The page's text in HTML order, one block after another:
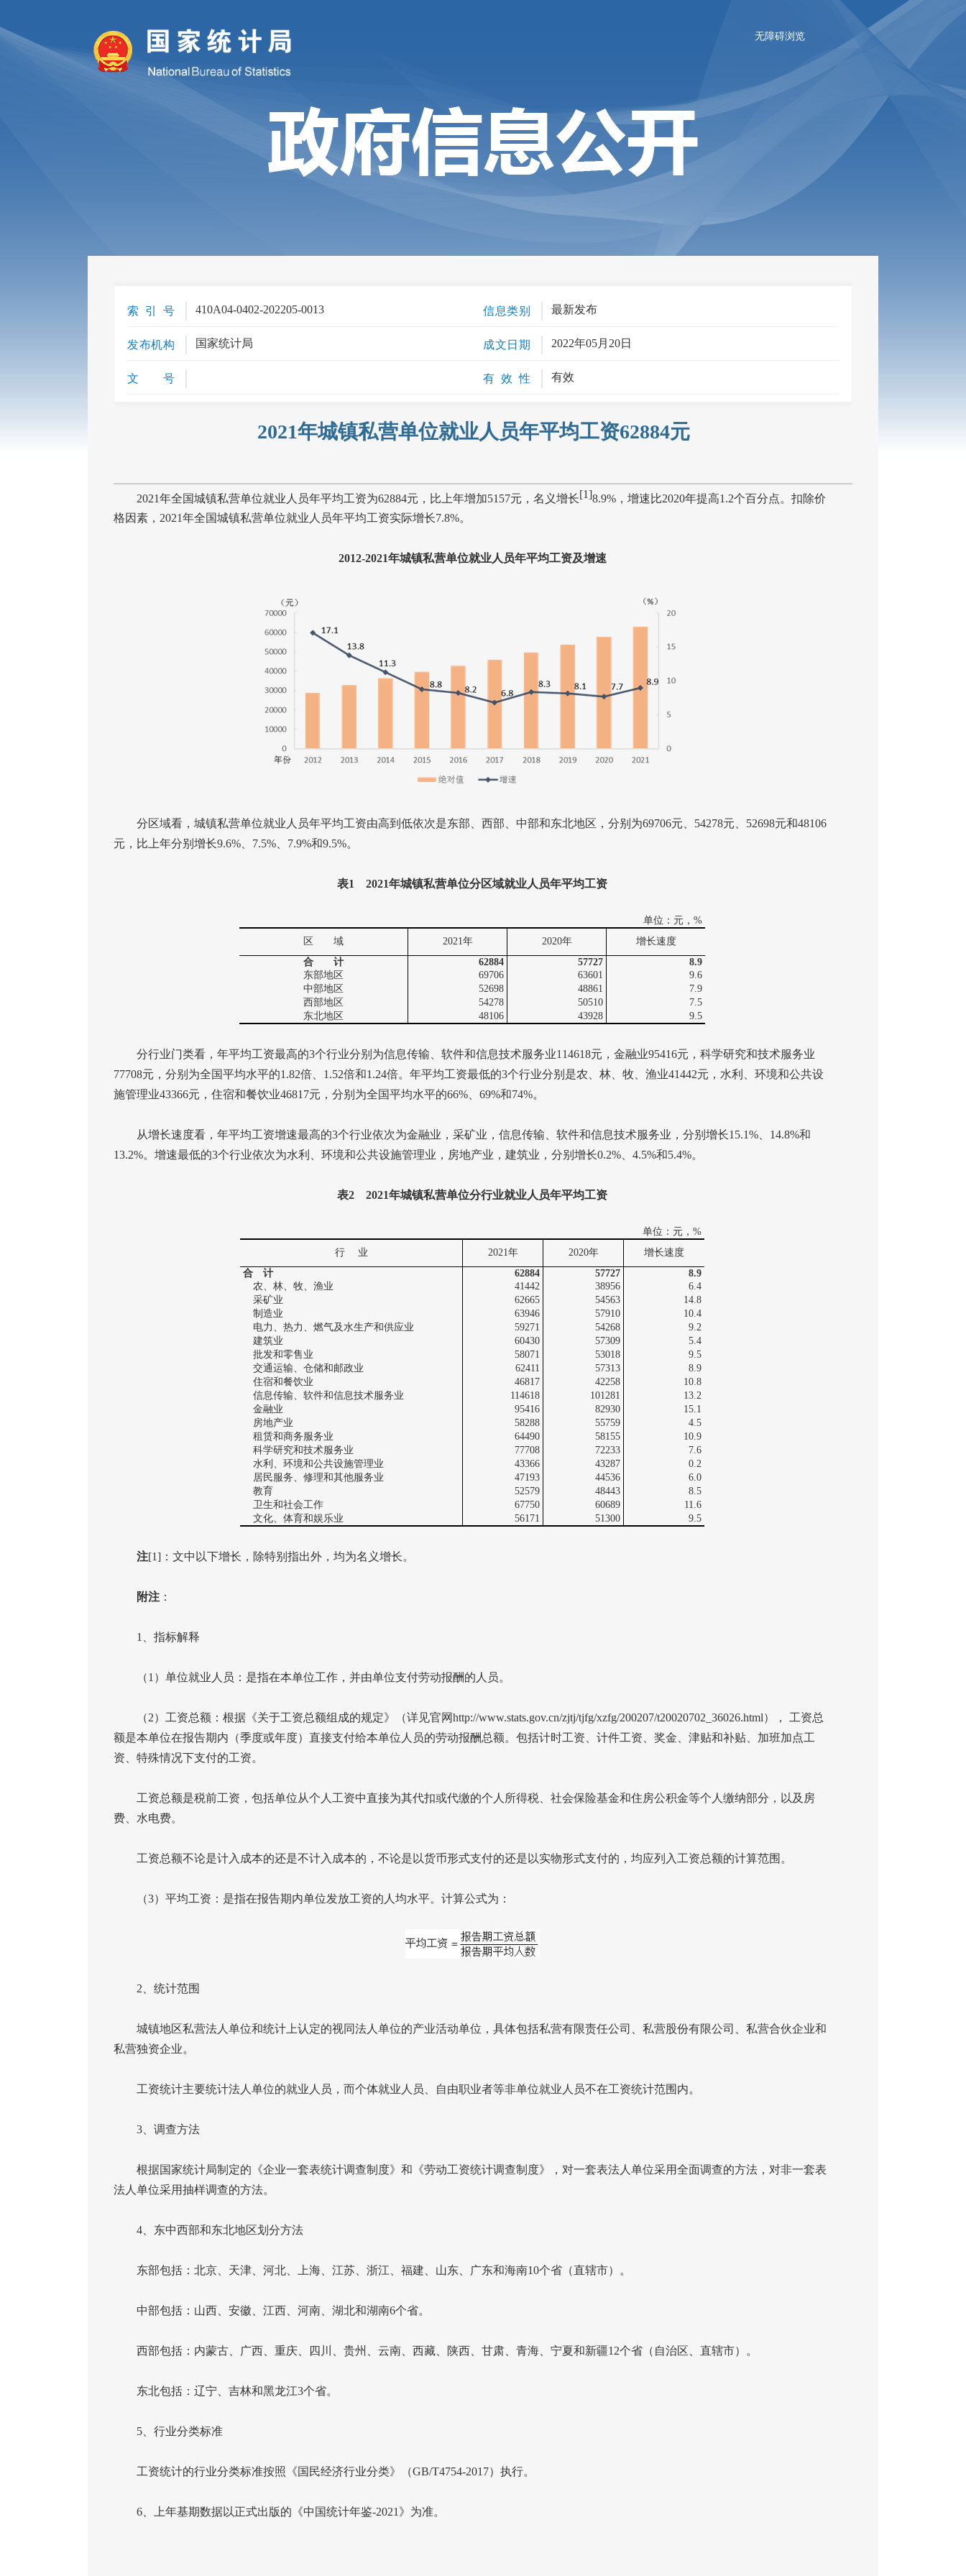
无障碍浏览
索 引 号 410A04-0402-202205-0013 信息类别 最新发布
发布机构 国家统计局 成文日期 2022年05月20日
文 号 有 效 性 有效
2021年城镇私营单位就业人员年平均工资62884元
2021年全国城镇私营单位就业人员年平均工资为62884元，比上年增加5157元，名义增长[1]8.9% ，增速比2020年提高1.2个百分点。扣除价
格因素， 2021年全国城镇私营单位就业人员年平均工资实际增长7.8%。
2012-2021年城镇私营单位就业人员年平均工资及增速
分区域看，城镇私营单位就业人员年平均工资由高到低依次是东部、西部、中部和东北地区，分别为69706元、 54278元、 52698元和48106
元，比上年分别增长9.6% 7.5% 7.9%和9.5%。
表1 2021年城镇私营单位分区域就业人员年平均工资
单位：元，%
区 域
2021年 2020年
增长速度
合 计
62884 57727
8.9
东部地区
69706 63601
9.6
中部地区
52698 48861
7.9
西部地区
54278 50510
7.5
东北地区
48106 43928 9.5
分行业门类看，年平均工资最高的3个行业分别为信息传输、软件和信息技术服务业114618元，金融业95416元，科学研究和技术服务业
77708元，分别为全国平均水平的1.82倍、 1.52倍和1.24倍。年平均工资最低的3个行业分别是农、林、牧、渔业41442元，水利、环境和公共设
施管理业43366元，住宿和餐饮业46817元，分别为全国平均水平的66% 69%和74%。
从增长速度看，年平均工资增速最高的3个行业依次为金融业，采矿业，信息传输、软件和信息技术服务业，分别增长15.1% 14.8%和
13.2%。增速最低的3个行业依次为水利、环境和公共设施管理业，房地产业，建筑业，分别增长0.2% 4.5%和5.4%。
表2 2021年城镇私营单位分行业就业人员年平均工资
单位：元，%
行
业 2021年 2020年
增长速度
合 计
62884 57727
8.9
农、林、牧、渔业
41442 38956
6.4
采矿业
62665 54563
14.8
制造业
63946 57910
10.4
电力、热力、燃气及水生产和供应业
59271 54268
9.2
建筑业
60430 57309
5.4
批发和零售业
58071 53018
9.5
交通运输、仓储和邮政业
62411 57313
8.9
住宿和餐饮业
46817 42258
10.8
信息传输、软件和信息技术服务业
114618 101281
13.2
金融业
95416 82930
15.1
房地产业
58288 55759
4.5
租赁和商务服务业
64490 58155
10.9
科学研究和技术服务业
77708 72233
7.6
水利、环境和公共设施管理业
43366 43287
0.2
居民服务、修理和其他服务业
47193 44536
6.0
教育
52579 48443
8.5
卫生和社会工作
67750 60689
11.6
文化、体育和娱乐业
56171 51300 9.5
注[1] ：文中以下增长，除特别指出外，均为名义增长。
附注 ：
1 、指标解释
（1 ）单位就业人员：是指在本单位工作，并由单位支付劳动报酬的人员。
（2）工资总额：根据《关于工资总额组成的规定》（详见官网http://www.stats.gov.cn/zjtj/tjfg/xzfg/200207/t20020702_36026.html），
工资总
额是本单位在报告期内（季度或年度）直接支付给本单位人员的劳动报酬总额。包括计时工资、计件工资、奖金、津贴和补贴、加班加点工
资、特殊情况下支付的工资。
工资总额是税前工资，包括单位从个人工资中直接为其代扣或代缴的个人所得税、社会保险基金和住房公积金等个人缴纳部分，以及房
费、水电费。
工资总额不论是计入成本的还是不计入成本的，不论是以货币形式支付的还是以实物形式支付的，均应列入工资总额的计算范围。
（3）平均工资：是指在报告期内单位发放工资的人均水平。计算公式为：
2 、统计范围
城镇地区私营法人单位和统计上认定的视同法人单位的产业活动单位，具体包括私营有限责任公司、私营股份有限公司、私营合伙企业和
私营独资企业。
工资统计主要统计法人单位的就业人员，而个体就业人员、自由职业者等非单位就业人员不在工资统计范围内。
3 、调查方法
根据国家统计局制定的《企业一套表统计调查制度》和《劳动工资统计调查制度》，对一套表法人单位采用全面调查的方法，对非一套表
法人单位采用抽样调查的方法。
4 、东中西部和东北地区划分方法
东部包括：北京、天津、河北、上海、江苏、浙江、福建、山东、广东和海南10个省（直辖市）。
中部包括：山西、安徽、江西、河南、湖北和湖南6个省。
西部包括：内蒙古、广西、重庆、四川、贵州、云南、西藏、陕西、甘肃、青海、宁夏和新疆12个省（自治区、直辖市）。
东北包括：辽宁、吉林和黑龙江3个省。
5 、行业分类标准
工资统计的行业分类标准按照《国民经济行业分类》（GB/T4754-2017）执行。
6 、上年基期数据以正式出版的《中国统计年鉴-2021 》为准。